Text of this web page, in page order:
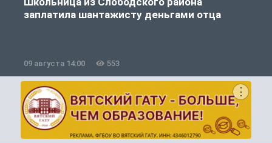
заплатила шантажисту деньгами отца
09 августа 14:00 553